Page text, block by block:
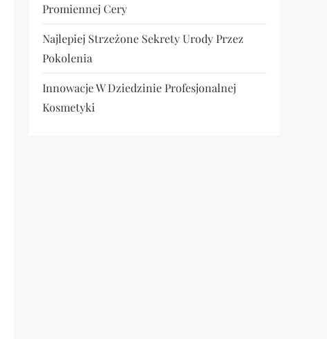
Promiennej Cery
Najlepiej Strzeżone Sekrety Urody Przez
Pokolenia
Innowacje W Dziedzinie Profesjonalnej
Kosmetyki